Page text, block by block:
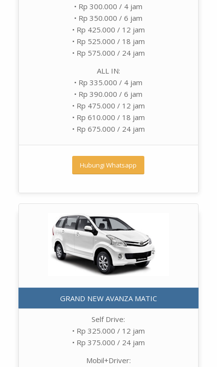
• Rp 300.000 / 4 jam
• Rp 350.000 / 6 jam
• Rp 425.000 / 12 jam
• Rp 525.000 / 18 jam
• Rp 575.000 / 24 jam
ALL IN:
• Rp 335.000 / 4 jam
• Rp 390.000 / 6 jam
• Rp 475.000 / 12 jam
• Rp 610.000 / 18 jam
• Rp 675.000 / 24 jam
Hubungi Whatsapp
GRAND NEW AVANZA MATIC
Self Drive:
• Rp 325.000 / 12 jam
• Rp 375.000 / 24 jam
Mobil+Driver: